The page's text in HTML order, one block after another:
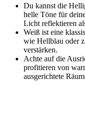
Du kannst die
helle Töne für
Licht reflektieren
Weiß ist eine
wie Hellblau oder
verstärken.
Achte auf die
profitieren von
ausgerichtete